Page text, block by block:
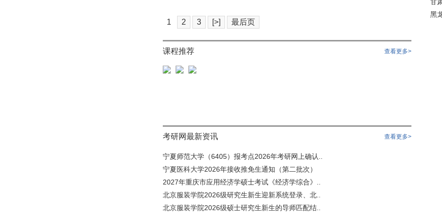
1 2 3 [>] 最后页
课程推荐 查看更多>
考研网最新资讯 查看更多>
宁夏师范大学（6405）报考点2026年考研网上确认..
宁夏医科大学2026年接收推免生通知（第二批次）
2027年重庆市应用经济学硕士考试《经济学综合》..
北京服装学院2026级研究生新生迎新系统登录、北..
北京服装学院2026级硕士研究生新生的导师匹配结..
黑